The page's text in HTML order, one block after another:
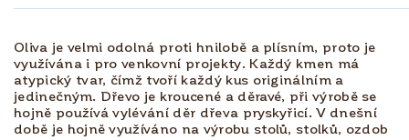
Oliva je velmi odolná proti hnilobě a plísním, proto je
využívána i pro venkovní projekty. Každý kmen má
atypický tvar, čímž tvoří každý kus originálním a
jedinečným. Dřevo je kroucené a děravé, při výrobě se
hojně používá vylévání děr dřeva pryskyřicí. V dnešní
době je hojně využíváno na výrobu stolů, stolků, ozdob